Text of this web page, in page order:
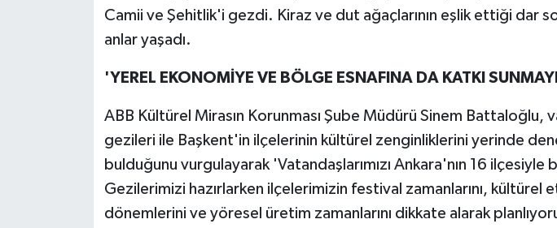
Camii ve Şehitlik'i gezdi. Kiraz ve dut ağaçlarının eşlik ettiği dar
anlar yaşadı.
'YEREL EKONOMİYE VE BÖLGE ESNAFINA DA KATKI
ABB Kültürel Mirasın Korunması Şube Müdürü Sinem Battaloğlu,
gezileri ile Başkent'in ilçelerinin kültürel zenginliklerini yerinde
bulduğunu vurgulayarak 'Vatandaşlarımızı Ankara'nın 16 ilçesiyle
Gezilerimizi hazırlarken ilçelerimizin festival zamanlarını, kültürel
dönemlerini ve yöresel üretim zamanlarını dikkate alarak